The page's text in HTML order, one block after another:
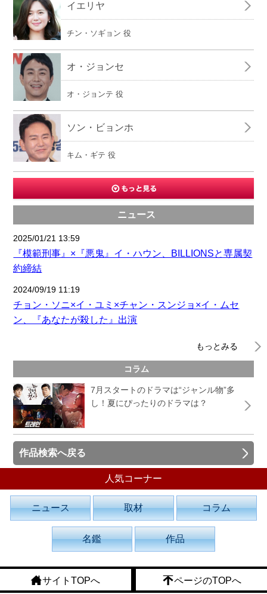
イエリヤ
チン・ソギョン 役
オ・ジョンセ
オ・ジョンテ 役
ソン・ビョンホ
キム・ギテ 役
ニュース
2025/01/21 13:59
『模範刑事』×『悪鬼』イ・ハウン、BILLIONSと専属契
約締結
2024/09/19 11:19
チョン・ソニ×イ・ユミ×チャン・スンジョ×イ・ムセ
ン、『あなたが殺した』出演
もっとみる
コラム
7月スタートのドラマは“ジャンル物”多
し！夏にぴったりのドラマは？
作品検索へ戻る
人気コーナー
ニュース 取材 コラム
名鑑 作品
サイトTOPへ ページのTOPへ